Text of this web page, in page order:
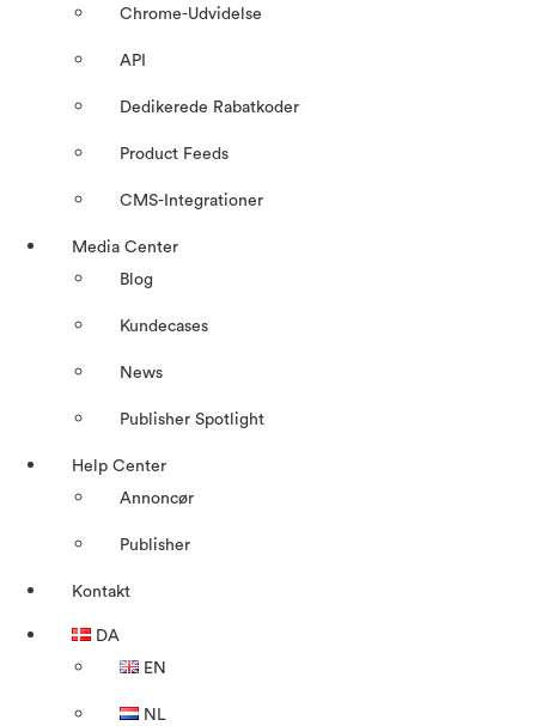
Chrome-Udvidelse
API
Dedikerede Rabatkoder
Product Feeds
CMS-Integrationer
Media Center
Blog
Kundecases
News
Publisher Spotlight
Help Center
Annoncør
Publisher
Kontakt
DA
EN
NL